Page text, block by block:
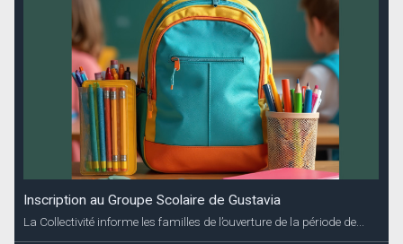
Inscription au Groupe Scolaire de Gustavia
La Collectivité informe les familles de l’ouverture de la période de...